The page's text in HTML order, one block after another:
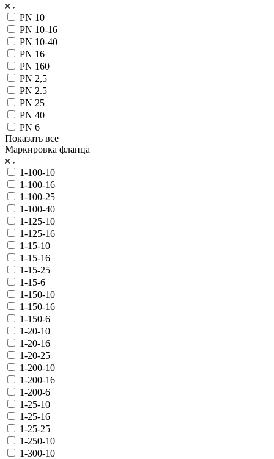
PN 10
PN 10-16
PN 10-40
PN 16
PN 160
PN 2,5
PN 2.5
PN 25
PN 40
PN 6
Показать все
Маркировка фланца
1-100-10
1-100-16
1-100-25
1-100-40
1-125-10
1-125-16
1-15-10
1-15-16
1-15-25
1-15-6
1-150-10
1-150-16
1-150-6
1-20-10
1-20-16
1-20-25
1-200-10
1-200-16
1-200-6
1-25-10
1-25-16
1-25-25
1-250-10
1-300-10